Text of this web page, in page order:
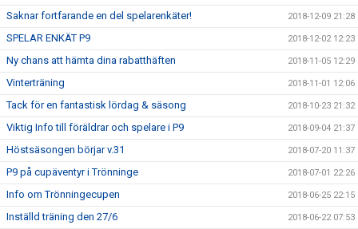
Saknar fortfarande en del spelarenkäter! 2018-12-09 21:28
SPELAR ENKÄT P9 2018-12-02 12:23
Ny chans att hämta dina rabatthäften 2018-11-05 12:29
Vinterträning 2018-11-01 12:06
Tack för en fantastisk lördag & säsong 2018-10-23 21:32
Viktig Info till föräldrar och spelare i P9 2018-09-04 21:37
Höstsäsongen börjar v.31 2018-07-20 11:37
P9 på cupäventyr i Trönninge 2018-07-01 22:26
Info om Trönningecupen 2018-06-25 22:15
Inställd träning den 27/6 2018-06-22 07:53